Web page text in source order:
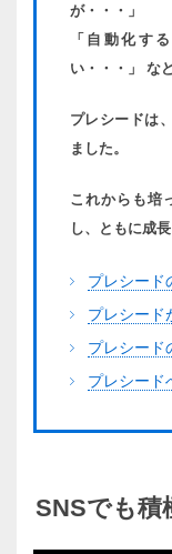
が・・・」
「自動化す
い・・・」 な
プレシードは
ました。
これからも培
し、ともに成
プレシード
プレシード
プレシード
プレシード
SNSでも積